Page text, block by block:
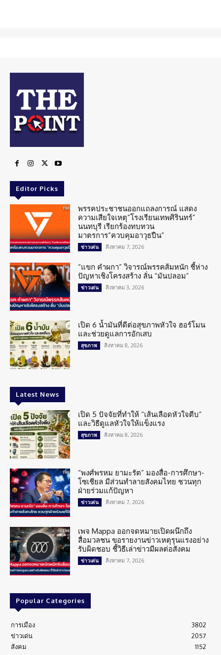
Editor Picks
พรรคประชาชนออกแถลงการณ์ แสดง
ความเสียใจเหตุ”โรงเรียนเทพศิรินทร์”
นนทบุรี เรียกร้องทบทวน
มาตรการ”ควบคุมอาวุธปืน”
ข่าวเด่น สิงหาคม 7, 2026
“แขก คำผกา” วิจารณ์พรรคส้มหนัก ชี้ห่าง
ปัญหาเชิงโครงสร้าง ลั่น “มันปลอม”
ข่าวเด่น สิงหาคม 3, 2026
เปิด 6 น้ำมันที่ดีต่อสุขภาพหัวใจ ฮอร์โมน
และช่วยดูแลการอักเสบ
สุขภาพ สิงหาคม 8, 2026
Latest News
เปิด 5 ปัจจัยที่ทำให้ “เส้นเลือดหัวใจตีบ”
และวิธีดูแลหัวใจให้แข็งแรง
สุขภาพ สิงหาคม 8, 2026
“พงศ์พรหม ยามะรัต” มองสื่อ-การศึกษา-
โซเชียล มีส่วนทำลายสังคมไทย ชวนทุก
ฝ่ายร่วมแก้ปัญหา
ข่าวเด่น สิงหาคม 7, 2026
เพจ Mappa ออกจดหมายเปิดผนึกถึง
สื่อมวลชน ขอรายงานข่าวเหตุรุนแรงอย่าง
รับผิดชอบ ชี้วิธีเล่าข่าวมีผลต่อสังคม
ข่าวเด่น สิงหาคม 7, 2026
Popular Categories
การเมือง
3802
ข่าวเด่น
2057
สังคม
1152